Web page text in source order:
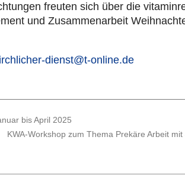
freuten sich über die
und Zusam­men­ar­beit
dienst@t‑online.de
bis April 2025
KWA-Workshop zum Thema Prekäre Arbeit